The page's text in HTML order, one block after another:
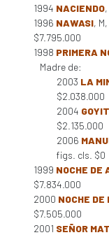
1994 NACIENDO
1996 NAWASI,
$7.795.000
1998 PRIMERA
Madre de:
2003 LA
$2.038.000
2004
$2.135.000
2006
figs. cls. $0
1999 NOCHE DE
$7.834.000
2000 NOCHE
$7.505.000
2001 SEÑOR